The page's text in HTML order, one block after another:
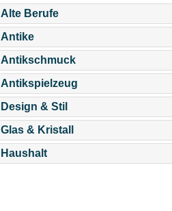
Alte Berufe
Antike
Antikschmuck
Antikspielzeug
Design & Stil
Glas & Kristall
Haushalt